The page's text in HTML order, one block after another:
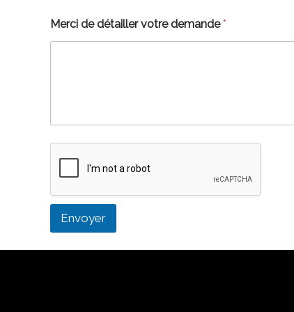
Merci de détailler votre demande*
Envoyer